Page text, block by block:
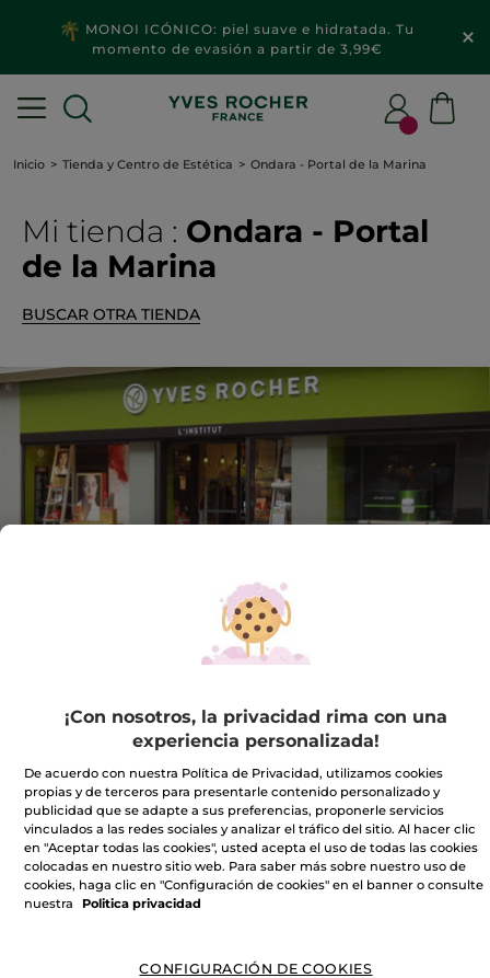
MONOI ICÓNICO: piel suave e hidratada. Tu
momento de evasión a partir de 3,99€
Inicio Tienda y Centro de Estética Ondara - Portal de la Marina
Mi tienda : Ondara - Portal
de la Marina
BUSCAR OTRA TIENDA
MARINA. LOCAL B-70
AVDA. COSTA BLANCA, 1
IR A LA TIENDA
965000670
Horario comercial
10:00 - 22:00
¡Con nosotros, la privacidad rima con una
experiencia personalizada!
De acuerdo con nuestra Política de Privacidad, utilizamos cookies
propias y de terceros para presentarle contenido personalizado y
publicidad que se adapte a sus preferencias, proponerle servicios
vinculados a las redes sociales y analizar el tráfico del sitio. Al hacer clic
en "Aceptar todas las cookies", usted acepta el uso de todas las cookies
colocadas en nuestro sitio web. Para saber más sobre nuestro uso de
cookies, haga clic en "Configuración de cookies" en el banner o consulte
nuestra
Politica privacidad
CONFIGURACIÓN DE COOKIES